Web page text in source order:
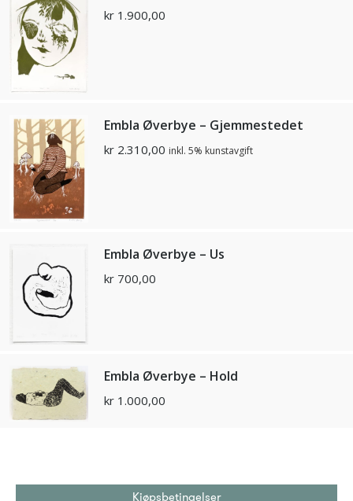
kr 1.900,00
Embla Øverbye – Gjemmestedet
kr 2.310,00 inkl. 5% kunstavgift
Embla Øverbye – Us
kr 700,00
Embla Øverbye – Hold
kr 1.000,00
Kjøpsbetingelser